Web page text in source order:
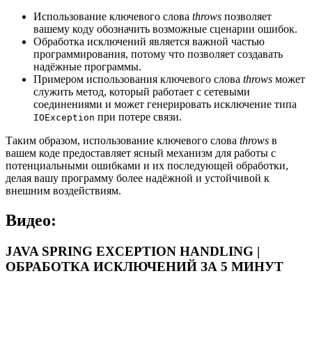
Использование ключевого слова throws позволяет
вашему коду обозначить возможные сценарии ошибок.
Обработка исключений является важной частью
программирования, потому что позволяет создавать
надёжные программы.
Примером использования ключевого слова throws может
служить метод, который работает с сетевыми
соединениями и может генерировать исключение типа
IOException при потере связи.
Таким образом, использование ключевого слова throws в
вашем коде предоставляет ясный механизм для работы с
потенциальными ошибками и их последующей обработки,
делая вашу программу более надёжной и устойчивой к
внешним воздействиям.
Видео:
JAVA SPRING EXCEPTION HANDLING |
ОБРАБОТКА ИСКЛЮЧЕНИЙ ЗА 5 МИНУТ